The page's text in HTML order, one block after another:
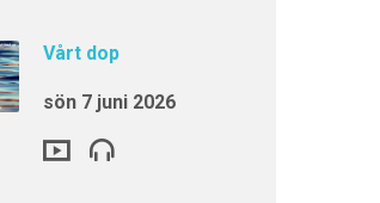
Vårt dop
sön 7 juni 2026